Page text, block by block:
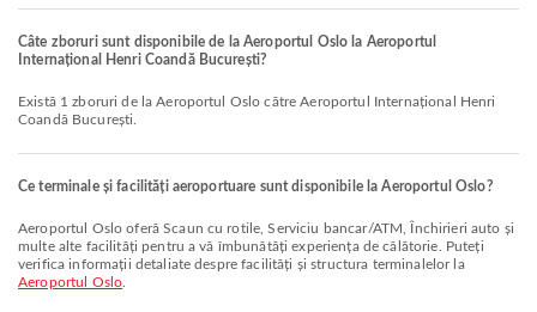
Câte zboruri sunt disponibile de la Aeroportul Oslo la Aeroportul
Internațional Henri Coandă București?
Există 1 zboruri de la Aeroportul Oslo către Aeroportul Internațional Henri
Coandă București.
Ce terminale și facilități aeroportuare sunt disponibile la Aeroportul Oslo?
Aeroportul Oslo oferă Scaun cu rotile, Serviciu bancar/ATM, Închirieri auto și
multe alte facilități pentru a vă îmbunătăți experiența de călătorie. Puteți
verifica informații detaliate despre facilități și structura terminalelor la
Aeroportul Oslo